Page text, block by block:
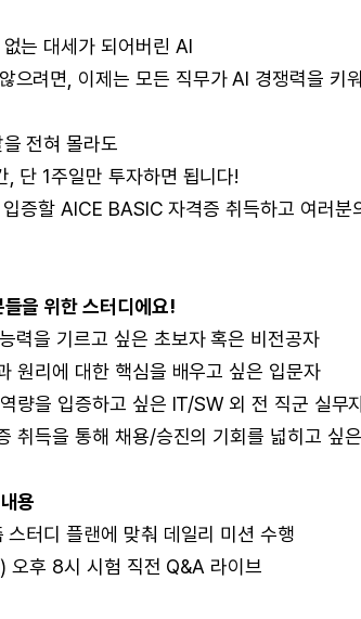
는 대세가 되어버린 AI
으려면, 이제는 모든 직무가 AI 경쟁력을 키
전혀 몰라도
, 단 1주일만 투자하면 됩니다!
증할 AICE BASIC 자격증 취득하고 여러분
들을 위한 스터디에요!
력을 기르고 싶은 초보자 혹은 비전공자
원리에 대한 핵심을 배우고 싶은 입문자
량을 입증하고 싶은 IT/SW 외 전 직군 실무
취득을 통해 채용/승진의 기회를 넓히고 싶
용
스터디 플랜에 맞춰 데일리 미션 수행
오후 8시 시험 직전 Q&A 라이브